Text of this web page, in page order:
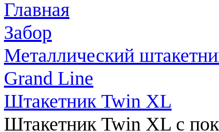
Главная
Забор
Металлический
Grand Line
Штакетник Twin XL
Штакетник Twin XL с